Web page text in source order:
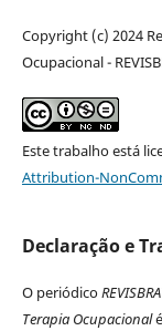
Copyright (c) 2024
Ocupacional -
Este trabalho está
Attribution-
Declaração e
O periódico
Terapia Ocupacional